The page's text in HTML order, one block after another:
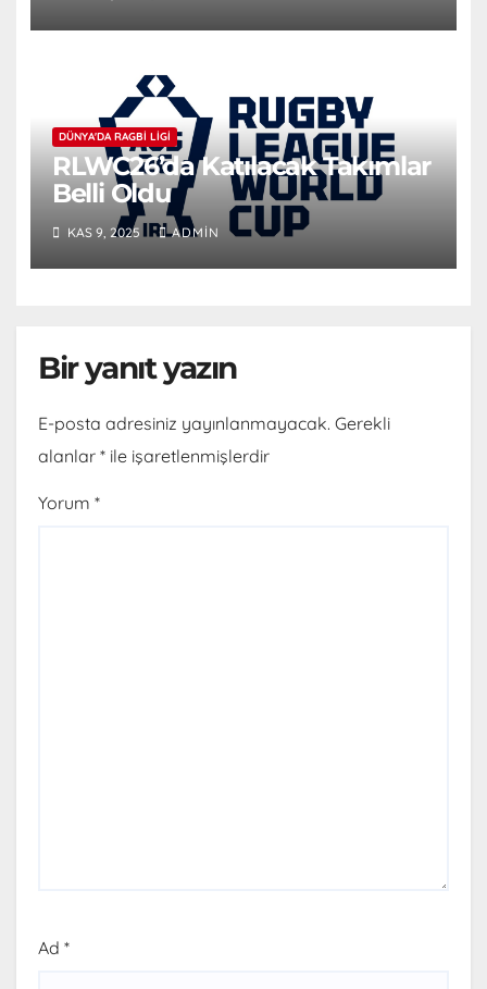
DÜNYA'DA RAGBI LIGI
RLWC26’da Katılacak Takımlar
Belli Oldu
KAS 9, 2025 ADMIN
Bir yanıt yazın
E-posta adresiniz yayınlanmayacak. Gerekli
alanlar * ile işaretlenmişlerdir
Yorum *
Ad *